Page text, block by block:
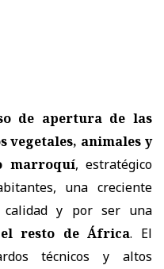
de apertura de las
vegetales, animales y
marroquí, estratégico
una creciente
calidad y por ser una
resto de África. El
técnicos y altos